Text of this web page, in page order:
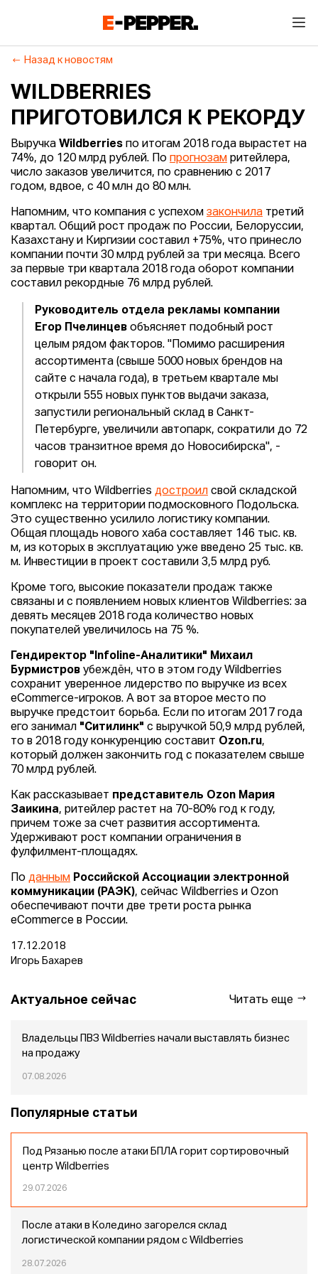
Назад к новостям
WILDBERRIES
ПРИГОТОВИЛСЯ К РЕКОРДУ
Выручка Wildberries по итогам 2018 года вырастет на
74%, до 120 млрд рублей. По прогнозам ритейлера,
число заказов увеличится, по сравнению с 2017
годом, вдвое, с 40 млн до 80 млн.
Напомним, что компания с успехом закончила третий
квартал. Общий рост продаж по России, Белоруссии,
Казахстану и Киргизии составил +75%, что принесло
компании почти 30 млрд рублей за три месяца. Всего
за первые три квартала 2018 года оборот компании
составил рекордные 76 млрд рублей.
Руководитель отдела рекламы компании
Егор Пчелинцев объясняет подобный рост
целым рядом факторов. "Помимо расширения
ассортимента (свыше 5000 новых брендов на
сайте c начала года), в третьем квартале мы
открыли 555 новых пунктов выдачи заказа,
запустили региональный склад в Санкт-
Петербурге, увеличили автопарк, сократили до 72
часов транзитное время до Новосибирска", -
говорит он.
Напомним, что Wildberries достроил свой складской
комплекс на территории подмосковного Подольска.
Это существенно усилило логистику компании.
Общая площадь нового хаба составляет 146 тыс. кв.
м, из которых в эксплуатацию уже введено 25 тыс. кв.
м. Инвестиции в проект составили 3,5 млрд руб.
Кроме того, высокие показатели продаж также
связаны и с появлением новых клиентов Wildberries: за
девять месяцев 2018 года количество новых
покупателей увеличилось на 75 %.
Гендиректор "Infoline-Аналитики" Михаил
Бурмистров убеждён, что в этом году Wildberries
сохранит уверенное лидерство по выручке из всех
eCommerce-игроков. А вот за второе место по
выручке предстоит борьба. Если по итогам 2017 года
его занимал "Ситилинк" с выручкой 50,9 млрд рублей,
то в 2018 году конкуренцию составит Ozon.ru,
который должен закончить год с показателем свыше
70 млрд рублей.
Как рассказывает представитель Ozon Мария
Заикина, ритейлер растет на 70-80% год к году,
причем тоже за счет развития ассортимента.
Удерживают рост компании ограничения в
фулфилмент-площадях.
По данным Российской Ассоциации электронной
коммуникации (РАЭК), сейчас Wildberries и Ozon
обеспечивают почти две трети роста рынка
eСоmmerce в России.
17.12.2018
Игорь Бахарев
Актуальное сейчас Читать еще
Владельцы ПВЗ Wildberries начали выставлять бизнес
на продажу
07.08.2026
Популярные статьи
Под Рязанью после атаки БПЛА горит сортировочный
центр Wildberries
29.07.2026
После атаки в Коледино загорелся склад
логистической компании рядом с Wildberries
28.07.2026